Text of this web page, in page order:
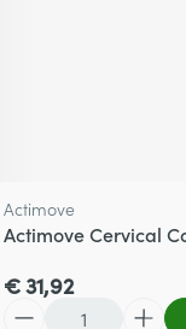
Actimove
Actimove Cervical
€ 31,92